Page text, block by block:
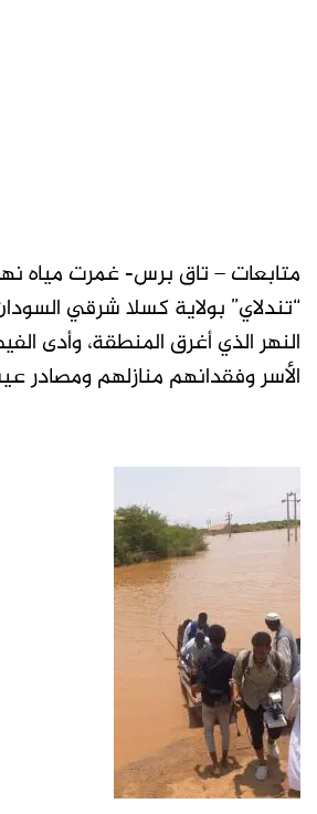
متابعات – تاق برس- غمرت مياه
“تندلاي” بولاية كسلا شرقي
النهر الذي أغرق المنطقة، وأدى
الأسر وفقدانهم منازلهم ومصادر